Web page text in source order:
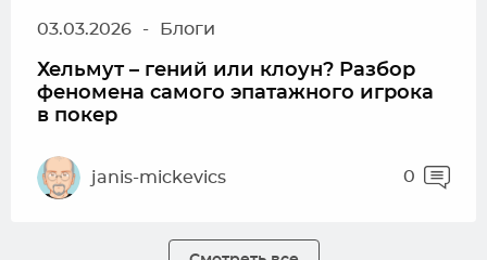
03.03.2026 - Блоги
Хельмут – гений или клоун? Разбор
феномена самого эпатажного игрока
в покер
janis-mickevics 0